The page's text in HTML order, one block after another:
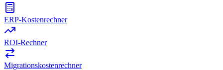
ERP-Kostenrechner
ROI-Rechner
Migrationskostenrechner